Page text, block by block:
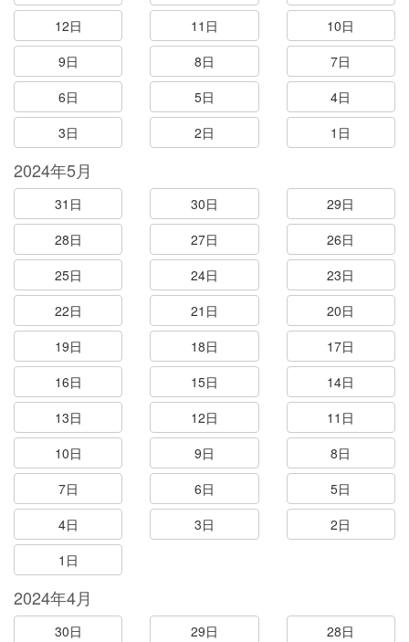
12日
11日
10日
9日
8日
7日
6日
5日
4日
3日
2日 1日
2024年5月
31日 30日
29日
28日
27日
26日
25日
24日
23日
22日
21日
20日
19日
18日
17日
16日
15日
14日
13日
12日
11日
10日
9日
8日
7日
6日
5日
4日
3日
2日
1日
2024年4月
30日 29日
28日